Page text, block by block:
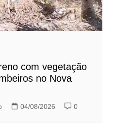
com vegetação
no Nova
04/08/2026 0